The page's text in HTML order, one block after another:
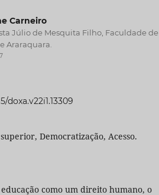
Carneiro
Júlio de Mesquita Filho, Faculdade de
Araraquara.
doxa.v22i1.13309
Democratização, Acesso.
como um direito humano, o